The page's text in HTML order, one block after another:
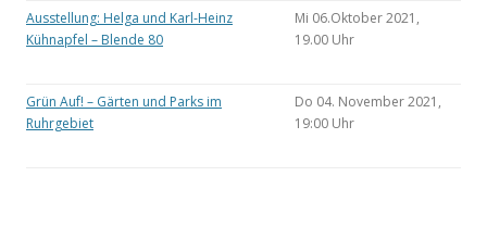
Ausstellung: Helga und Karl-Heinz
Kühnapfel – Blende 80
Mi 06.Oktober 2021,
19.00 Uhr
Grün Auf! – Gärten und Parks im
Ruhrgebiet
Do 04. November 2021,
19:00 Uhr